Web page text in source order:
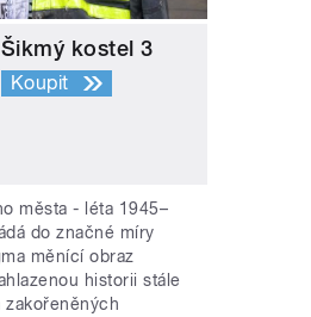
Šikmý kostel 3
Koupit
města - léta 1945–
do značné míry
měnící obraz
historii stále
zakořeněných